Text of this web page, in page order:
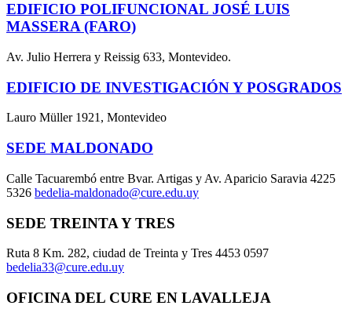
EDIFICIO POLIFUNCIONAL JOSÉ LUIS
MASSERA (FARO)
Av. Julio Herrera y Reissig 633, Montevideo.
EDIFICIO DE INVESTIGACIÓN Y POSGRADOS
Lauro Müller 1921, Montevideo
SEDE MALDONADO
Calle Tacuarembó entre Bvar. Artigas y Av. Aparicio Saravia 4225
5326 bedelia-maldonado@cure.edu.uy
SEDE TREINTA Y TRES
Ruta 8 Km. 282, ciudad de Treinta y Tres 4453 0597
bedelia33@cure.edu.uy
OFICINA DEL CURE EN LAVALLEJA